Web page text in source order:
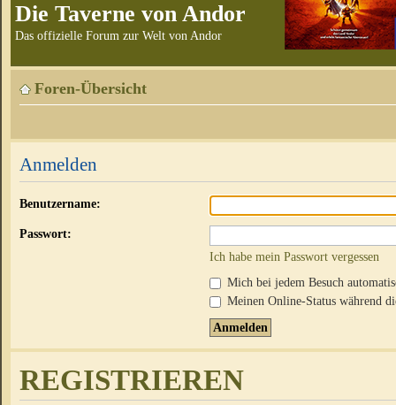
Die Taverne von Andor
Das offizielle Forum zur Welt von Andor
Foren-Übersicht
Anmelden
Benutzername:
Passwort:
Ich habe mein Passwort vergessen
Mich bei jedem Besuch
Meinen Online-Status während
REGISTRIEREN